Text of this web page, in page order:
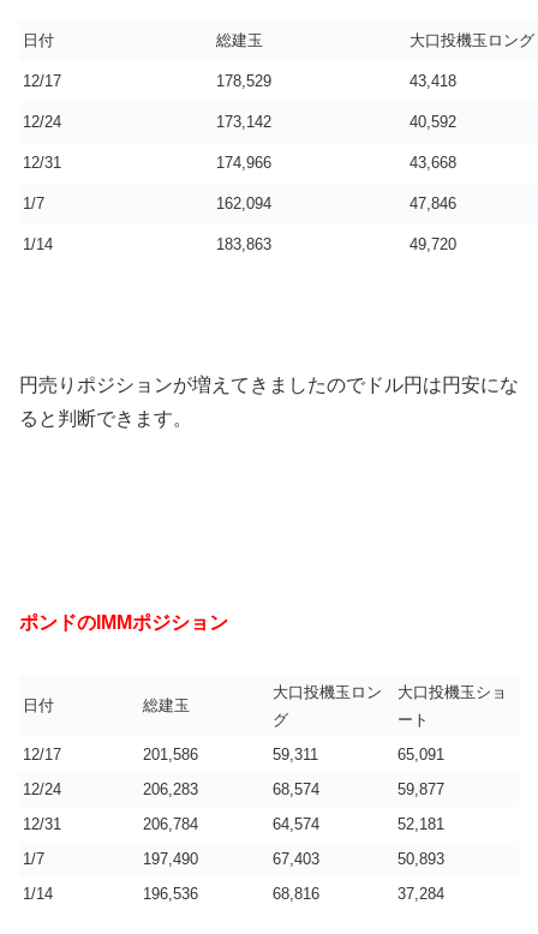
日付 総建玉 大口投機玉ロング
12/17 178,529 43,418
12/24 173,142 40,592
12/31 174,966 43,668
1/7 162,094 47,846
1/14 183,863 49,720
円売りポジションが増えてきましたのでドル円は円安にな
ると判断できます。
ポンドのIMMポジション
日付 総建玉
大口投機玉ロン
グ
大口投機玉ショ
ート
12/17
201,586 59,311
65,091
12/24
206,283 68,574
59,877
12/31
206,784 64,574
52,181
1/7
197,490 67,403
50,893
1/14
196,536 68,816 37,284